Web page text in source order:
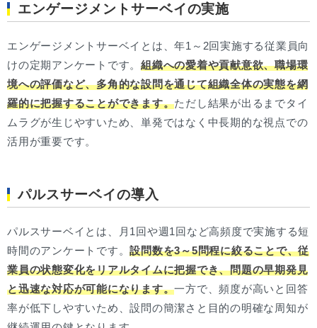
エンゲージメントサーベイの実施
エンゲージメントサーベイとは、年1～2回実施する従業員向
けの定期アンケートです。 組織への愛着や貢献意欲、職場環
境への評価など、多角的な設問を通じて組織全体の実態を網
羅的に把握することができます。ただし結果が出るまでタイ
ムラグが生じやすいため、単発ではなく中長期的な視点での
活用が重要です。
パルスサーベイの導入
パルスサーベイとは、月1回や週1回など高頻度で実施する短
時間のアンケートです。設問数を3～5問程に絞ることで、従
業員の状態変化をリアルタイムに把握でき、問題の早期発見
と迅速な対応が可能になります。一方で、頻度が高いと回答
率が低下しやすいため、設問の簡潔さと目的の明確な周知が